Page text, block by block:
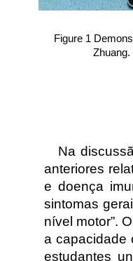
Figure 1
Na
anteriores
e doença
sintomas
nível motor”.
a capacidade
estudantes